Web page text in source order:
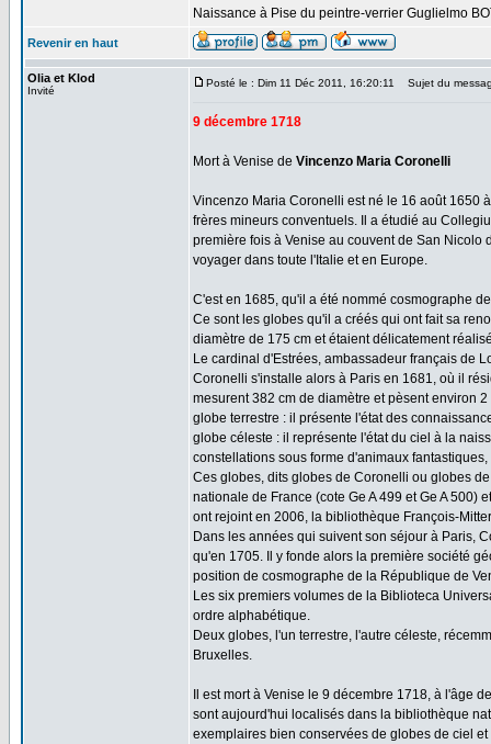
Naissance à Pise du peintre-verrier Guglielmo
Revenir en haut
Olia et Klod
Invité
Posté le : Dim 11 Déc 2011, 16:20:11 Sujet du
9 décembre 1718
Mort à Venise de Vincenzo Maria Coronelli
Vincenzo Maria Coronelli est né le 16 août 1650
frères mineurs conventuels. Il a étudié au
première fois à Venise au couvent de San Nicolo
voyager dans toute l'Italie et en Europe.
C'est en 1685, qu'il a été nommé cosmographe
Ce sont les globes qu'il a créés qui ont fait sa
diamètre de 175 cm et étaient délicatement
Le cardinal d'Estrées, ambassadeur français de
Coronelli s'installe alors à Paris en 1681, où il
mesurent 382 cm de diamètre et pèsent environ
globe terrestre : il présente l'état des
globe céleste : il représente l'état du ciel à la
constellations sous forme d'animaux
Ces globes, dits globes de Coronelli ou globes
nationale de France (cote Ge A 499 et Ge A
ont rejoint en 2006, la bibliothèque François-
Dans les années qui suivent son séjour à Paris,
qu'en 1705. Il y fonde alors la première société
position de cosmographe de la République de
Les six premiers volumes de la Biblioteca
ordre alphabétique.
Deux globes, l'un terrestre, l'autre céleste,
Bruxelles.
Il est mort à Venise le 9 décembre 1718, à l'âge
sont aujourd'hui localisés dans la bibliothèque
exemplaires bien conservées de globes de ciel